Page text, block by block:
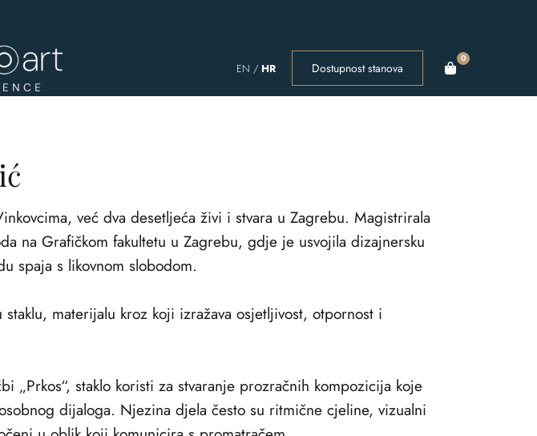
0
EN / HR Dostupnost stanova
već dva desetljeća živi i stvara u Zagrebu. Magistrirala
na Grafičkom fakultetu u Zagrebu, gdje je usvojila dizajnersku
spaja s likovnom slobodom.
materijalu kroz koji izražava osjetljivost, otpornost i
„Prkos“, staklo koristi za stvaranje prozračnih kompozicija koje
dijaloga. Njezina djela često su ritmične cjeline, vizualni